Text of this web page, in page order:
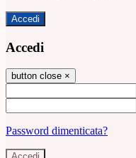
Accedi
Accedi
button close ×
Password dimenticata?